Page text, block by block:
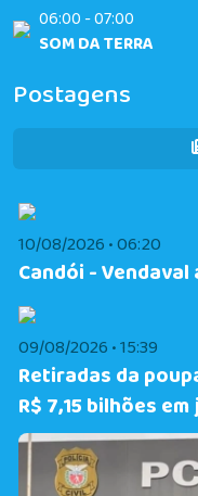
06:00 - 07:00
SOM DA TERRA
Postagens
10/08/2026 • 06:20
Candói -
09/08/2026 • 15:39
Retiradas da
R$ 7,15 bilhões